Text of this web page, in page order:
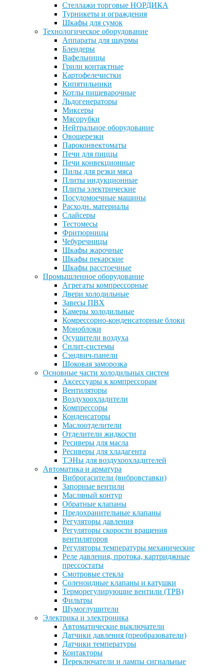
Стеллажи торговые НОРДИКА
Турникеты и ограждения
Шкафы для сумок
Технологическое оборудование
Аппараты для шаурмы
Блендеры
Вафельницы
Грили контактные
Картофелечистки
Кипятильники
Котлы пищеварочные
Льдогенераторы
Миксеры
Мясорубки
Нейтральное оборудование
Овощерезки
Пароконвектоматы
Печи для пиццы
Печи конвекционные
Пилы для резки мяса
Плиты индукционные
Плиты электрические
Посудомоечные машины
Расходн. материалы
Слайсеры
Тестомесы
Фритюрницы
Чебуречницы
Шкафы жарочные
Шкафы пекарские
Шкафы расстоечные
Промышленное оборудование
Агрегаты компрессорные
Двери холодильные
Завесы ПВХ
Камеры холодильные
Комрессорно-конденсаторные блоки
Моноблоки
Осушители воздуха
Сплит-системы
Сэндвич-панели
Шоковая заморозка
Основные части холодильных систем
Аксессуары к компрессорам
Вентиляторы
Воздухоохладители
Компрессоры
Конденсаторы
Маслоотделители
Отделители жидкости
Ресиверы для масла
Ресиверы для хладагента
ТЭНы для воздухоохладителей
Автоматика и арматура
Виброгасители (вибровставки)
Запорные вентили
Масляный контур
Обратные клапаны
Предохранительные клапаны
Регуляторы давления
Регуляторы скорости вращения
вентиляторов
Регуляторы температуры механические
Реле давления, протока, картриджные
прессостаты
Смотровые стекла
Соленоидные клапаны и катушки
Терморегулирующие вентили (ТРВ)
Фильтры
Шумоглушители
Электрика и электроника
Автоматические выключатели
Датчики давления (преобразователи)
Датчики температуры
Контакторы
Переключатели и лампы сигнальные